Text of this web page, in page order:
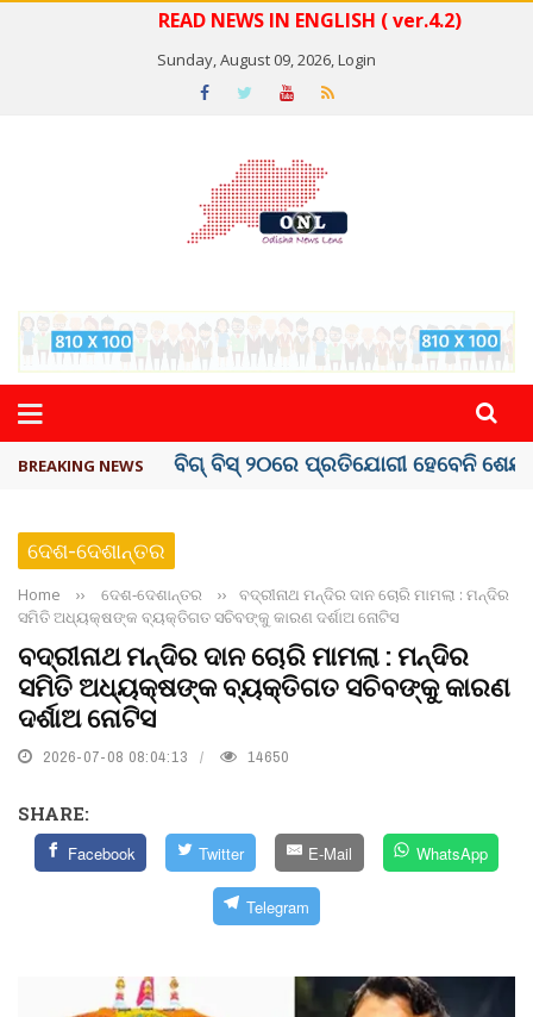
READ NEWS IN ENGLISH ( ver.4.2)
Sunday, August 09, 2026,Login
BREAKING NEWS ଅମରନାଥ ଯାତ୍ରା ସ୍ଥଗିତ
ଦେଶ-ଦେଶାନ୍ତର
Home ›› ଦେଶ-ଦେଶାନ୍ତର ››
ବଦ୍ରୀନାଥ ମନ୍ଦିର ଦାନ ଚୋରି ମାମଲା : ମନ୍ଦିର
ସମିତି ଅଧ୍ୟକ୍ଷଙ୍କ ବ୍ୟକ୍ତିଗତ ସଚିବଙ୍କୁ କାରଣ ଦର୍ଶାଅ ନୋଟିସ
ବଦ୍ରୀନାଥ ମନ୍ଦିର ଦାନ ଚୋରି ମାମଲା : ମନ୍ଦିର
ସମିତି ଅଧ୍ୟକ୍ଷଙ୍କ ବ୍ୟକ୍ତିଗତ ସଚିବଙ୍କୁ କାରଣ
ଦର୍ଶାଅ ନୋଟିସ
2026-07-08 08:04:13 14650
SHARE:
Facebook Twitter E-Mail WhatsApp
Telegram